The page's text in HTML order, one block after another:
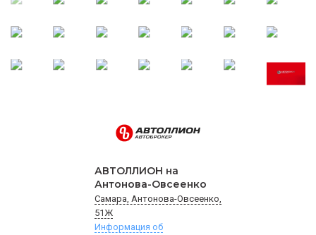
АВТОЛЛИОН на
Антонова-Овсеенко
Самара, Антонова-Овсеенко,
51Ж
Информация об